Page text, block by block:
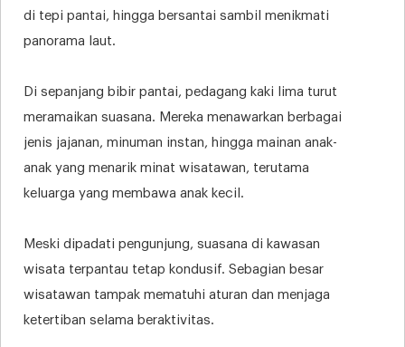
di tepi pantai, hingga bersantai sambil menikmati
panorama laut.
Di sepanjang bibir pantai, pedagang kaki lima turut
meramaikan suasana. Mereka menawarkan berbagai
jenis jajanan, minuman instan, hingga mainan anak-
anak yang menarik minat wisatawan, terutama
keluarga yang membawa anak kecil.
Meski dipadati pengunjung, suasana di kawasan
wisata terpantau tetap kondusif. Sebagian besar
wisatawan tampak mematuhi aturan dan menjaga
ketertiban selama beraktivitas.